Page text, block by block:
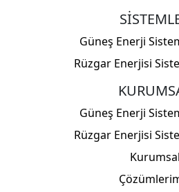
Güneş Enerji
Rüzgar Enerjisi
Güneş Enerji
Rüzgar Enerjisi
Kurumsal